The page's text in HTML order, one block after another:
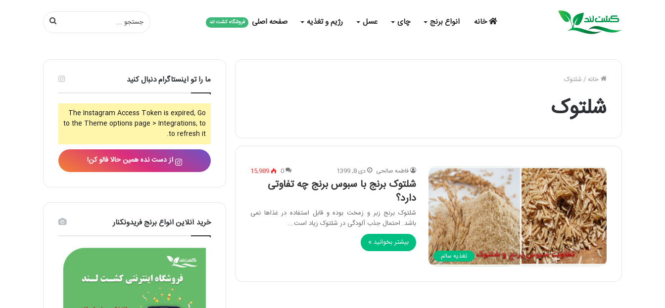
خانه انواع برنج چای عسل رژیم و تغذیه صفحه اصلی فروشگاه کشت لند جستجو
خانه/شلتوک
شلتوک
تغذیه سالم
فاطمه صالحی دی 8, 1399 0
15,989
شلتوک برنج با سبوس برنج چه تفاوتی
دارد؟
شلتوک برنج زبر و زمخت بوده و قابل استفاده در غذاها نمی
باشد. احتمال جذب آلودگی در شلتوک زیاد است.…
بیشتر بخوانید »
ما را تو اینستاگرام دنبال کنید
The Instagram Access Token is expired, Go
to the Theme options page > Integrations, to
to refresh it.
از دست نده همین حالا فالو کن!
خرید آنلاین انواع برنج فریدونکنار